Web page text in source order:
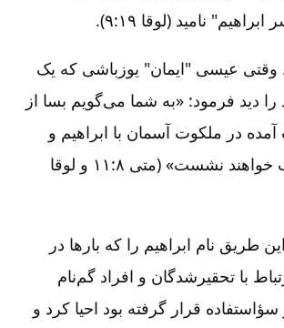
‌نامید (لوقا ۱۹:‏۹).
وقتی عیسی "ایمان" یوزباشی که یک
دید فرمود: «به شما می‌گویم بسا از
در ملکوت آسمان با ابراهیم و
اسحاق و یعقوب خواهند نشست» (متی ۸:‏۱۱ و لوقا
طریق نام ابراهیم را که بارها در
با تحقیرشدگان و افراد گم‌نام
قرار گرفته بود احیا کرد و